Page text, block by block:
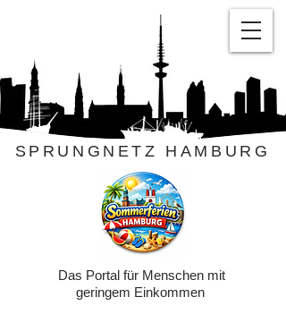
SPRUNGNETZ HAMBURG
Das Portal für Menschen mit
geringem Einkommen